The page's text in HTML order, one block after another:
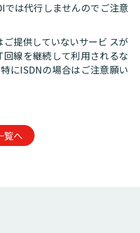
では代行しませんのでご注意
提供していないサービ スが
線を継続して利用されるな
にISDNの場合はご注意願い
覧へ